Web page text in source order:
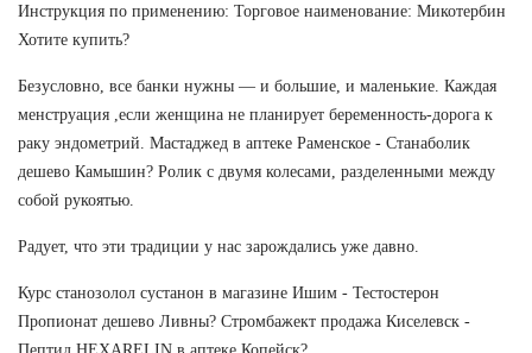
Инструкция по применению: Торговое наименование: Микотербин
Хотите купить?
Безусловно, все банки нужны — и большие, и маленькие. Каждая
менструация ,если женщина не планирует беременность-дорога к
раку эндометрий. Мастаджед в аптеке Раменское - Станаболик
дешево Камышин? Ролик с двумя колесами, разделенными между
собой рукоятью.
Радует, что эти традиции у нас зарождались уже давно.
Курс станозолол сустанон в магазине Ишим - Тестостерон
Пропионат дешево Ливны? Стромбажект продажа Киселевск -